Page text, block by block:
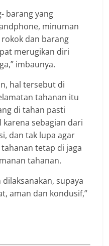
barang yang
minuman
dan barang
merugikan diri
imbaunya.
hal tersebut di
tahanan itu
di tahan pasti
sebagian dari
dan tak lupa agar
tetap di jaga
tahanan.
supaya
aman dan kondusif,”